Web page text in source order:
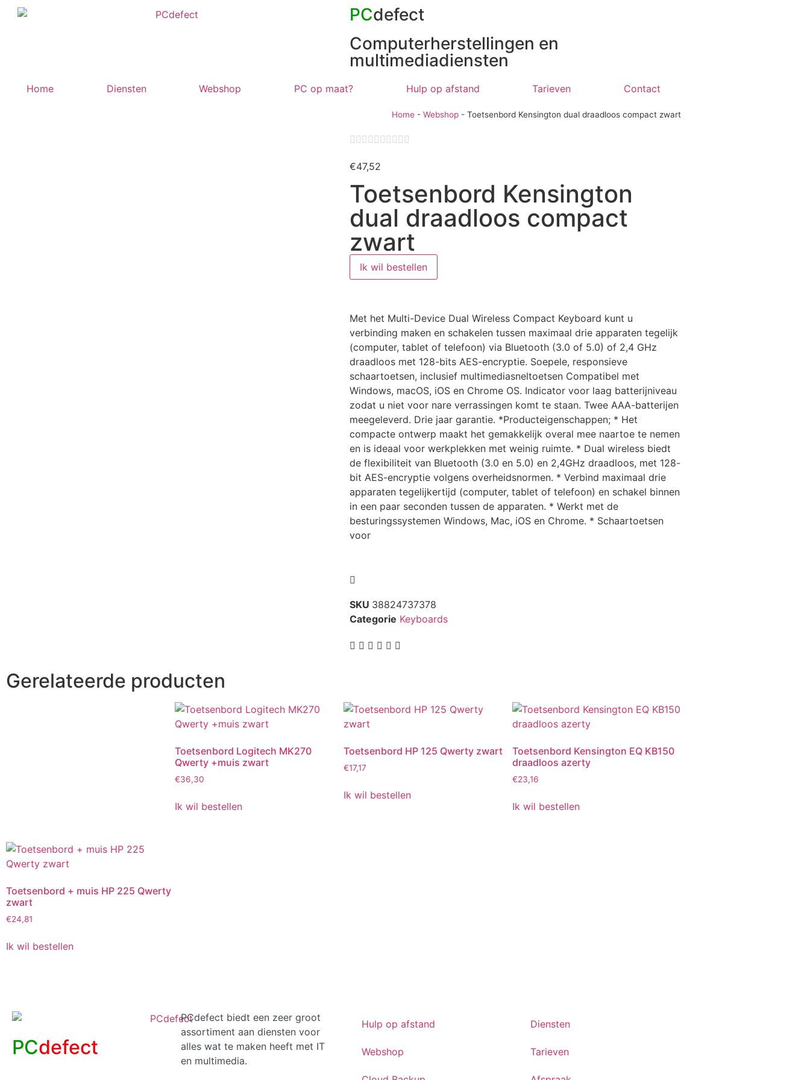
PCdefect
Computerherstellingen en
multimediadiensten
Home Diensten Webshop PC op maat? Hulp op afstand Tarieven Contact
Home - Webshop - Toetsenbord Kensington dual draadloos compact zwart
         
€47,52
Toetsenbord Kensington
dual draadloos compact
zwart
Ik wil bestellen
Met het Multi-Device Dual Wireless Compact Keyboard kunt u
verbinding maken en schakelen tussen maximaal drie apparaten tegelijk
(computer, tablet of telefoon) via Bluetooth (3.0 of 5.0) of 2,4 GHz
draadloos met 128-bits AES-encryptie. Soepele, responsieve
schaartoetsen, inclusief multimediasneltoetsen Compatibel met
Windows, macOS, iOS en Chrome OS. Indicator voor laag batterijniveau
zodat u niet voor nare verrassingen komt te staan. Twee AAA-batterijen
meegeleverd. Drie jaar garantie. *Producteigenschappen; * Het
compacte ontwerp maakt het gemakkelijk overal mee naartoe te nemen
en is ideaal voor werkplekken met weinig ruimte. * Dual wireless biedt
de flexibiliteit van Bluetooth (3.0 en 5.0) en 2,4GHz draadloos, met 128-
bit AES-encryptie volgens overheidsnormen. * Verbind maximaal drie
apparaten tegelijkertijd (computer, tablet of telefoon) en schakel binnen
in een paar seconden tussen de apparaten. * Werkt met de
besturingssystemen Windows, Mac, iOS en Chrome. * Schaartoetsen
voor
SKU 38824737378
Categorie Keyboards
Gerelateerde producten
Toetsenbord Logitech MK270
Qwerty +muis zwart
€36,30
Ik wil bestellen
Toetsenbord HP 125 Qwerty zwart
€17,17
Ik wil bestellen
Toetsenbord Kensington EQ KB150
draadloos azerty
€23,16
Ik wil bestellen
Toetsenbord + muis HP 225 Qwerty
zwart
€24,81
Ik wil bestellen
PCdefect
PCdefect biedt een zeer groot
assortiment aan diensten voor
alles wat te maken heeft met IT
en multimedia.
Hulp op afstand
Webshop
Diensten
Tarieven